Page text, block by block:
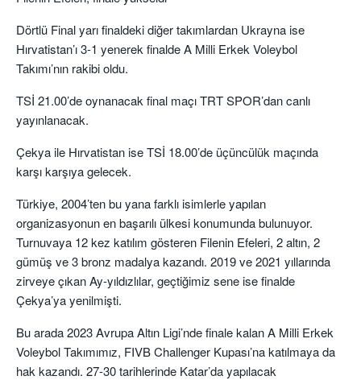
Dörtlü Final yarı finaldeki diğer takımlardan Ukrayna ise
Hırvatistan’ı 3-1 yenerek finalde A Milli Erkek Voleybol
Takımı’nın rakibi oldu.
TSİ 21.00’de oynanacak final maçı TRT SPOR’dan canlı
yayınlanacak.
Çekya ile Hırvatistan ise TSİ 18.00’de üçüncülük maçında
karşı karşıya gelecek.
Türkiye, 2004’ten bu yana farklı isimlerle yapılan
organizasyonun en başarılı ülkesi konumunda bulunuyor.
Turnuvaya 12 kez katılım gösteren Filenin Efeleri, 2 altın, 2
gümüş ve 3 bronz madalya kazandı. 2019 ve 2021 yıllarında
zirveye çıkan Ay-yıldızlılar, geçtiğimiz sene ise finalde
Çekya’ya yenilmişti.
Bu arada 2023 Avrupa Altın Ligi’nde finale kalan A Milli Erkek
Voleybol Takımımız, FIVB Challenger Kupası’na katılmaya da
hak kazandı. 27-30 tarihlerinde Katar’da yapılacak